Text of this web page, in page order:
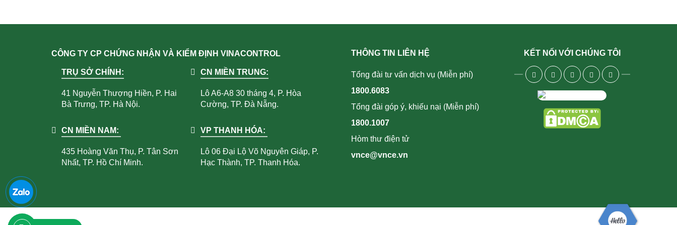
CÔNG TY CP CHỨNG NHẬN VÀ KIỂM ĐỊNH VINACONTROL
TRỤ SỞ CHÍNH:
41 Nguyễn Thượng Hiền, P. Hai
Bà Trưng, TP. Hà Nội.
CN MIỀN TRUNG:
Lô A6-A8 30 tháng 4, P. Hòa
Cường, TP. Đà Nẵng.
CN MIỀN NAM:
435 Hoàng Văn Thụ, P. Tân Sơn
Nhất, TP. Hồ Chí Minh.
VP THANH HÓA:
Lô 06 Đại Lộ Võ Nguyên Giáp, P.
Hạc Thành, TP. Thanh Hóa.
THÔNG TIN LIÊN HỆ
Tổng đài tư vấn dịch vụ (Miễn phí)
1800.6083
Tổng đài góp ý, khiếu nại (Miễn phí)
1800.1007
Hòm thư điện tử
vnce@vnce.vn
KẾT NỐI VỚI CHÚNG TÔI